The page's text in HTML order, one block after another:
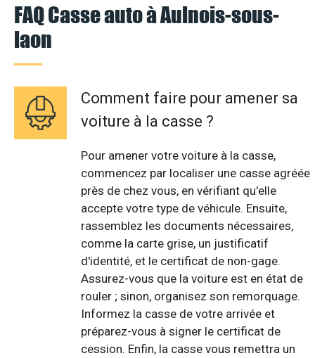
FAQ Casse auto à Aulnois-sous-
laon
Comment faire pour amener sa
voiture à la casse ?
Pour amener votre voiture à la casse,
commencez par localiser une casse agréée
près de chez vous, en vérifiant qu'elle
accepte votre type de véhicule. Ensuite,
rassemblez les documents nécessaires,
comme la carte grise, un justificatif
d'identité, et le certificat de non-gage.
Assurez-vous que la voiture est en état de
rouler ; sinon, organisez son remorquage.
Informez la casse de votre arrivée et
préparez-vous à signer le certificat de
cession. Enfin, la casse vous remettra un